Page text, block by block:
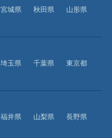
宮城県 秋田県
山形県
埼玉県 千葉県
東京都
福井県 山梨県
長野県